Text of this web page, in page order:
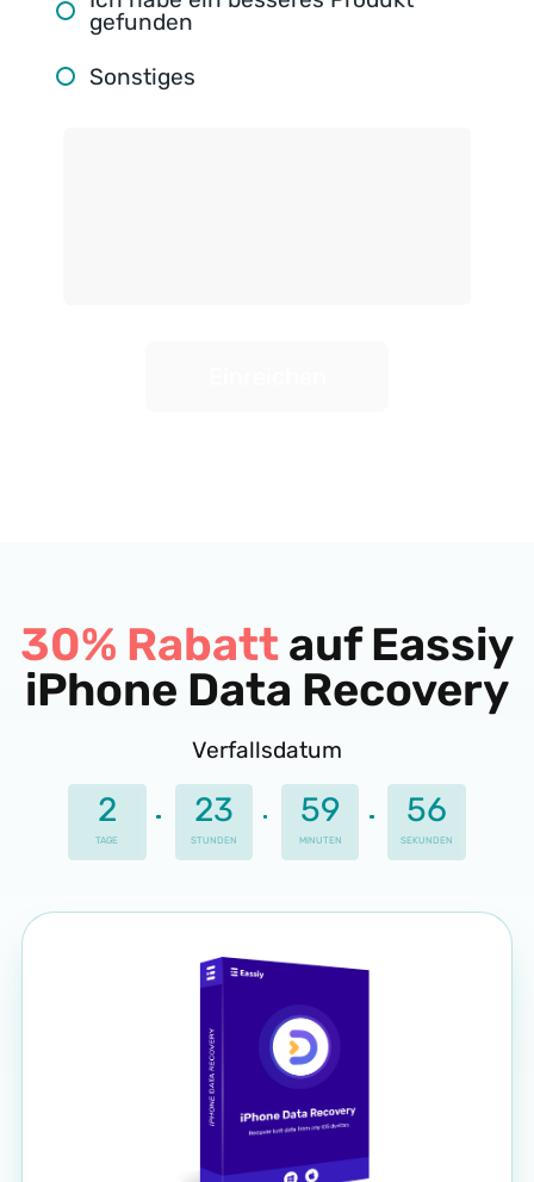
gefunden
Sonstiges
30% Rabattauf Eassiy
iPhone Data Recovery
Verfallsdatum
2
TAGE
23
STUNDEN
59
MINUTEN
56
SEKUNDEN